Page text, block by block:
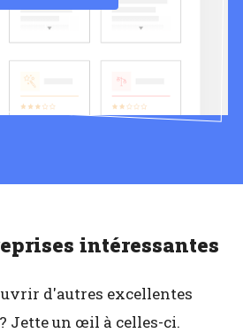
intéressantes
d'autres excellentes
Jette un œil à celles-ci.